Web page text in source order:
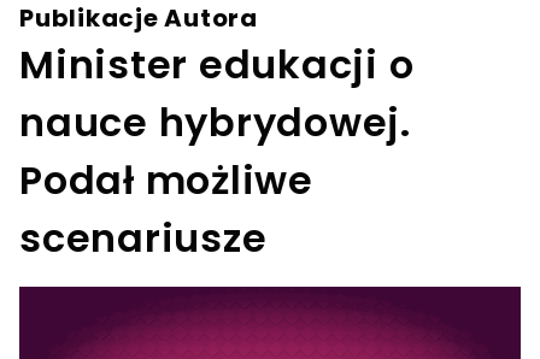
Publikacje Autora
Minister edukacji o
nauce hybrydowej.
Podał możliwe
scenariusze